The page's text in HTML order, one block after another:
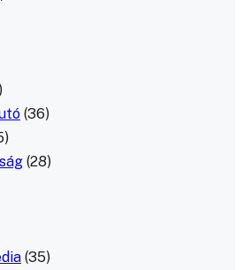
(36)
(28)
(35)